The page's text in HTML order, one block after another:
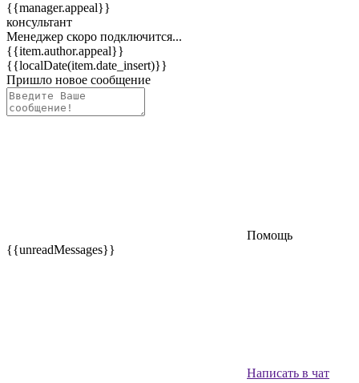
{{manager.appeal}}
консультант
Менеджер скоро подключится...
{{item.author.appeal}}
{{localDate(item.date_insert)}}
Пришло новое сообщение
Помощь
{{unreadMessages}}
Написать в чат